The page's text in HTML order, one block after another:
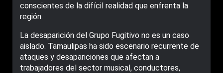
conscientes de la difícil realidad que enfrenta la
región.
La desaparición del Grupo Fugitivo no es un caso
aislado. Tamaulipas ha sido escenario recurrente de
ataques y desapariciones que afectan a
trabajadores del sector musical, conductores,